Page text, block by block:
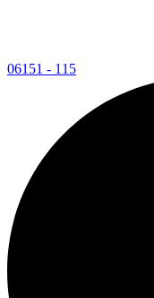
06151 - 115